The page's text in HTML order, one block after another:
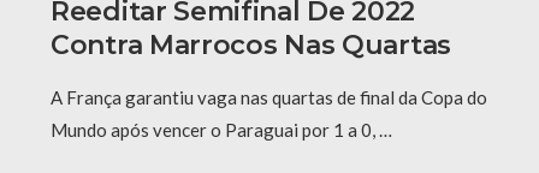
Reeditar Semifinal De 2022
Contra Marrocos Nas Quartas
A França garantiu vaga nas quartas de final da Copa do
Mundo após vencer o Paraguai por 1 a 0, …